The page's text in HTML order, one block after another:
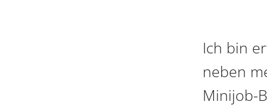
Ich bin
neben
Minijob-